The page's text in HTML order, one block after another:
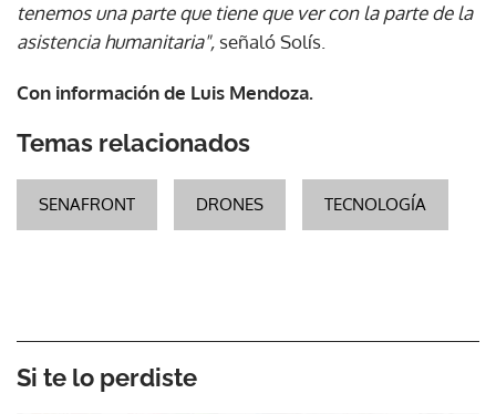
tenemos una parte que tiene que ver con la parte de la
asistencia humanitaria", señaló Solís.
Con información de Luis Mendoza.
Temas relacionados
SENAFRONT DRONES TECNOLOGÍA
Si te lo perdiste